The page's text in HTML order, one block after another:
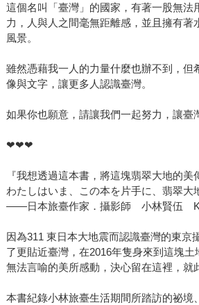
這個名叫「臺灣」的國家，有著一股無法
力，人與人之間毫無距離感，並且擁有著
風景。
雖然憑藉我一人的力量什麼也辦不到，但
像與文字，讓更多人認識臺灣。
如果你也願意，請讓我們一起努力，讓臺
❤❤❤
『我想透過這本書，將這塊翡翠大地的美
わたしはいま、この本を片手に、翡翠大
——日本旅臺作家．攝影師 小林賢伍
因為311 東日本大地震而認識臺灣的東京
了更貼近臺灣，在2016年隻身來到這塊
無法言喻的美所感動，決心留在這裡，就
本書紀錄小林旅臺生活期間所踏訪的祕境